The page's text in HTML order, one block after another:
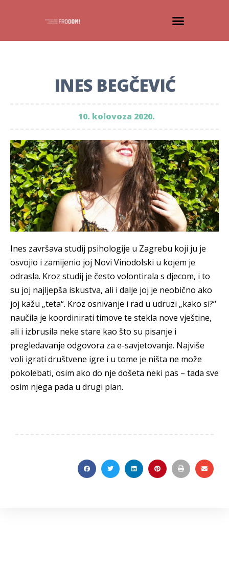
INES BEGČEVIĆ
10. kolovoza 2020.
Ines završava studij psihologije u Zagrebu koji ju je
osvojio i zamijenio joj Novi Vinodolski u kojem je
odrasla. Kroz studij je često volontirala s djecom, i to
su joj najljepša iskustva, ali i dalje joj je neobično ako
joj kažu „teta“. Kroz osnivanje i rad u udruzi „kako si?“
naučila je koordinirati timove te stekla nove vještine,
ali i izbrusila neke stare kao što su pisanje i
pregledavanje odgovora za e-savjetovanje. Najviše
voli igrati društvene igre i u tome je ništa ne može
pokolebati, osim ako do nje došeta neki pas – tada sve
osim njega pada u drugi plan.